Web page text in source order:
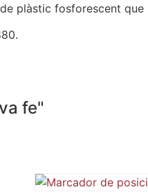
plàstic fosforescent
fe"